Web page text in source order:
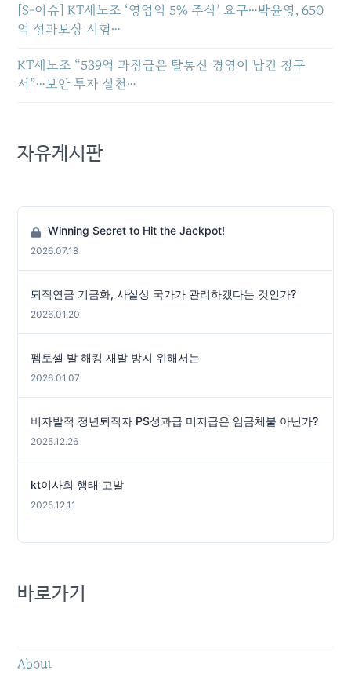
[S-이슈] KT새노조 ‘영업익 5% 주식’ 요구…박윤영, 650
억 성과보상 시험…
KT새노조 “539억 과징금은 탈통신 경영이 남긴 청구
서”…보안 투자 실천…
자유게시판
Winning Secret to Hit the Jackpot!
2026.07.18
퇴직연금 기금화, 사실상 국가가 관리하겠다는 것인가?
2026.01.20
펨토셀 발 해킹 재발 방지 위해서는
2026.01.07
비자발적 정년퇴직자 PS성과급 미지급은 임금체불 아닌가?
2025.12.26
kt이사회 행태 고발
2025.12.11
바로가기
About